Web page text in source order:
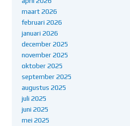
maart 2026
februari 2026
januari 2026
december 2025
november 2025
oktober 2025
september 2025
augustus 2025
juli 2025
juni 2025
mei 2025